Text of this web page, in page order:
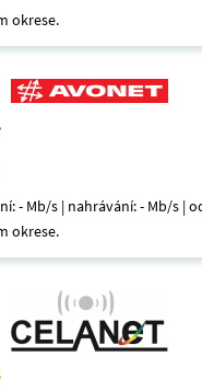
okrese.
- Mb/s | nahrávání: - Mb/s |
okrese.